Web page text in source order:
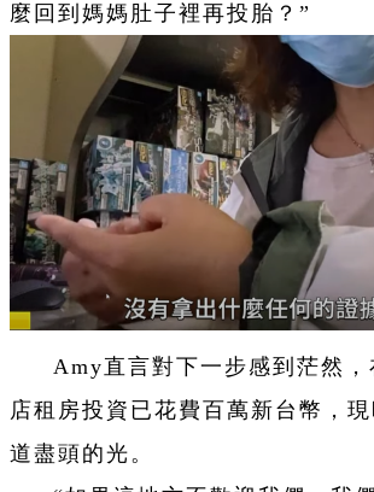
麼回到媽媽肚子裡再投胎？”
Amy直言對下一步感到茫然，
店租房投資已花費百萬新台幣，
道盡頭的光。